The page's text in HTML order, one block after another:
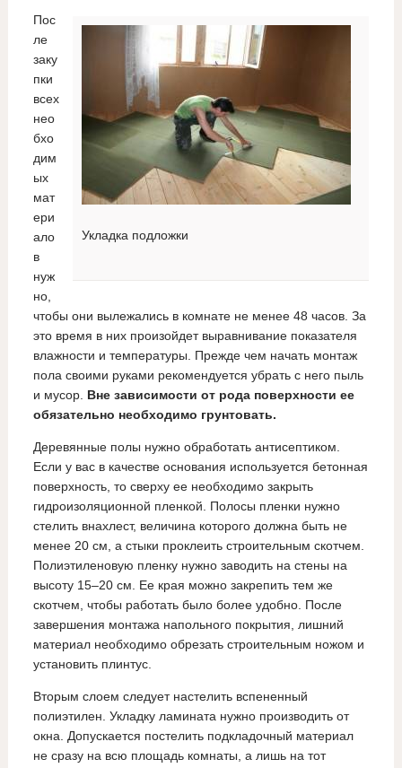
Укладка подложки
Пос
ле
заку
пки
всех
нео
бхо
дим
ых
мат
ери
ало
в
нуж
но,
чтобы они вылежались в комнате не менее 48 часов. За
это время в них произойдет выравнивание показателя
влажности и температуры. Прежде чем начать монтаж
пола своими руками рекомендуется убрать с него пыль
и мусор. Вне зависимости от рода поверхности ее
обязательно необходимо грунтовать.
Деревянные полы нужно обработать антисептиком.
Если у вас в качестве основания используется бетонная
поверхность, то сверху ее необходимо закрыть
гидроизоляционной пленкой. Полосы пленки нужно
стелить внахлест, величина которого должна быть не
менее 20 см, а стыки проклеить строительным скотчем.
Полиэтиленовую пленку нужно заводить на стены на
высоту 15–20 см. Ее края можно закрепить тем же
скотчем, чтобы работать было более удобно. После
завершения монтажа напольного покрытия, лишний
материал необходимо обрезать строительным ножом и
установить плинтус.
Вторым слоем следует настелить вспененный
полиэтилен. Укладку ламината нужно производить от
окна. Допускается постелить подкладочный материал
не сразу на всю площадь комнаты, а лишь на тот